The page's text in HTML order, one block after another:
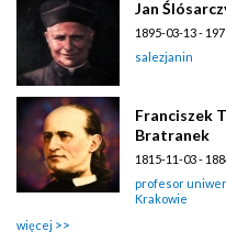
Jan
1895-03-13 -
salezjanin
Franciszek
Bratranek
1815-11-03 -
profesor
Krakowie
więcej